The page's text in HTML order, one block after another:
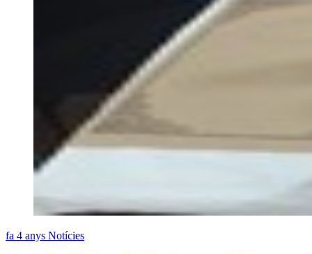
fa 4 anys Notícies